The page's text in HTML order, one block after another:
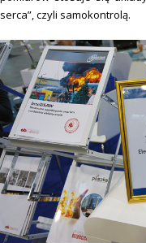
serca”, czyli samokontrolą.